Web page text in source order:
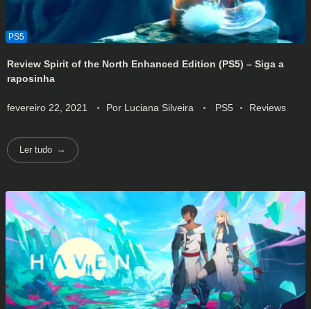
Review Spirit of the North Enhanced Edition (PS5) – Siga a
raposinha
fevereiro 22, 2021 Por Luciana Silveira PS5 Reviews
Ler tudo